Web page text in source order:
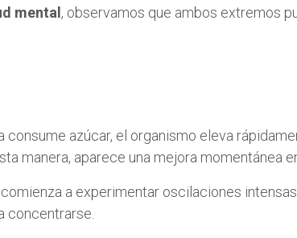
mental, observamos que ambos extremos
azúcar, el organismo eleva
manera, aparece una mejora momentánea
a experimentar oscilaciones
concentrarse.